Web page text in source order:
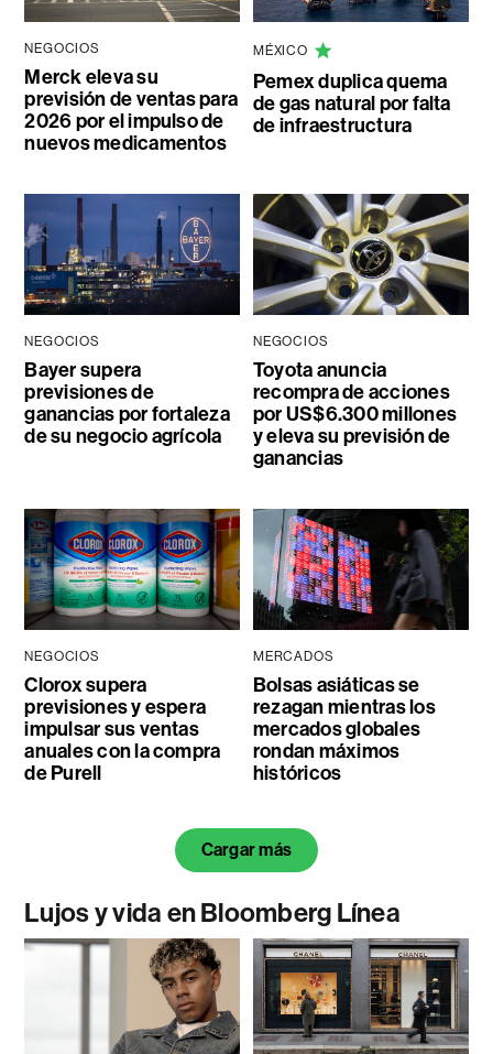
NEGOCIOS
Merck eleva su
previsión de ventas para
2026 por el impulso de
nuevos medicamentos
MÉXICO
Pemex duplica quema
de gas natural por falta
de infraestructura
NEGOCIOS
Bayer supera
previsiones de
ganancias por fortaleza
de su negocio agrícola
NEGOCIOS
Toyota anuncia
recompra de acciones
por US$6.300 millones
y eleva su previsión de
ganancias
NEGOCIOS
Clorox supera
previsiones y espera
impulsar sus ventas
anuales con la compra
de Purell
MERCADOS
Bolsas asiáticas se
rezagan mientras los
mercados globales
rondan máximos
históricos
Cargar más
Lujos y vida en Bloomberg Línea